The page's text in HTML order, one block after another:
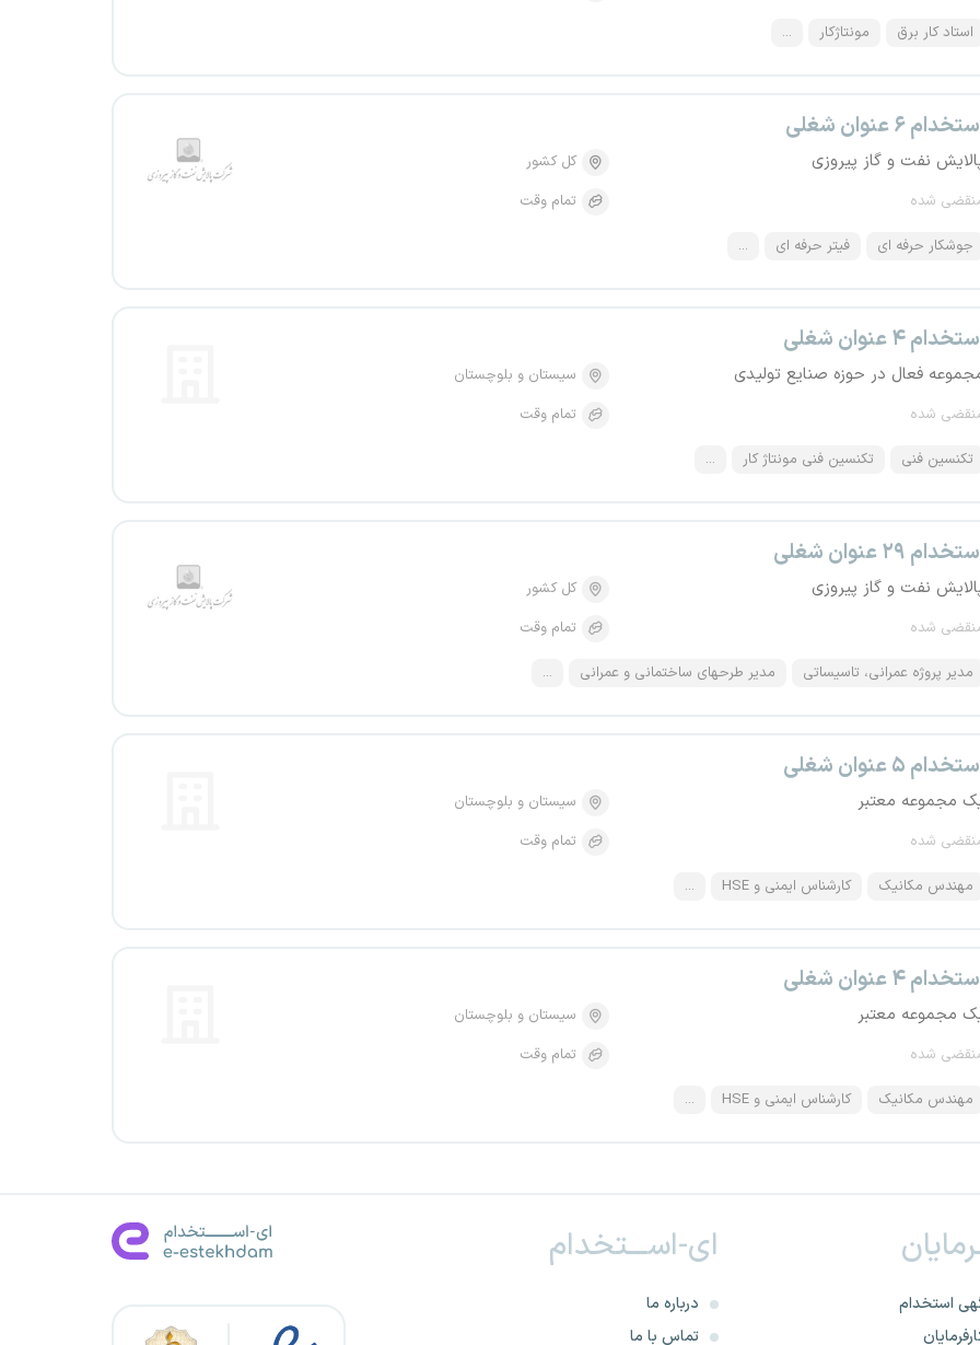
استاد کار برق مونتاژکار ...
۶ عنوان شغلی
نفت و گاز پیروزی
شده
کل کشور
تمام وقت
جوشکار حرفه ای فیتر حرفه ای ...
۴ عنوان شغلی
فعال در حوزه صنایع تولیدی
شده
سیستان و بلوچستان
تمام وقت
تکنسین فنی تکنسین فنی مونتاژ کار ...
۲۹ عنوان شغلی
نفت و گاز پیروزی
شده
کل کشور
تمام وقت
مدیر پروژه عمرانی، تاسیساتی مدیر طرحهای ساختمانی و عمرانی ...
۵ عنوان شغلی
مجموعه معتبر
شده
سیستان و بلوچستان
تمام وقت
مهندس مکانیک کارشناس ایمنی و HSE ...
۴ عنوان شغلی
مجموعه معتبر
شده
سیستان و بلوچستان
تمام وقت
مهندس مکانیک کارشناس ایمنی و HSE ...
استخدام
ای-اســـتخدام
درباره ما
تماس با ما